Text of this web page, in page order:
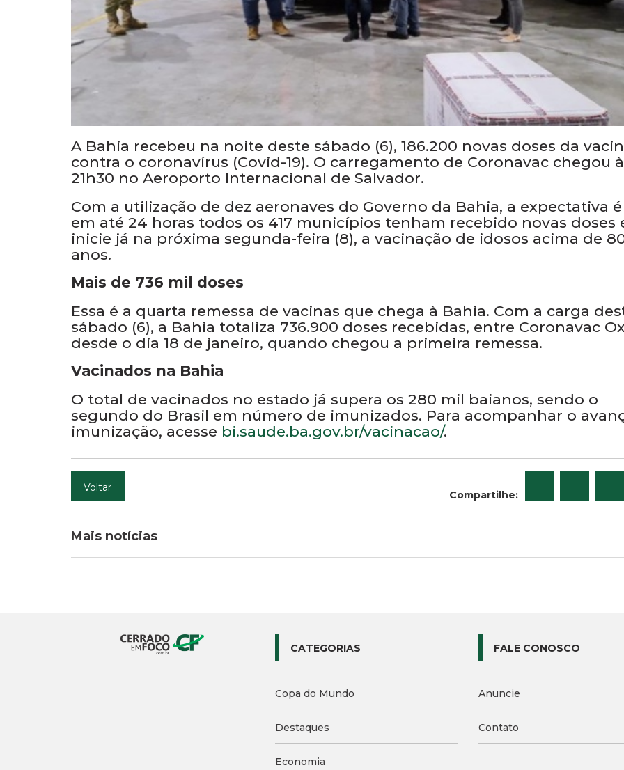
A Bahia recebeu na noite deste sábado (6), 186.200 novas doses da
contra o coronavírus (Covid-19). O carregamento de Coronavac chegou
21h30 no Aeroporto Internacional de Salvador.
Com a utilização de dez aeronaves do Governo da Bahia, a expectativa
em até 24 horas todos os 417 municípios tenham recebido novas doses
inicie já na próxima segunda-feira (8), a vacinação de idosos acima de
anos.
Mais de 736 mil doses
Essa é a quarta remessa de vacinas que chega à Bahia. Com a carga
sábado (6), a Bahia totaliza 736.900 doses recebidas, entre Coronavac
desde o dia 18 de janeiro, quando chegou a primeira remessa.
Vacinados na Bahia
O total de vacinados no estado já supera os 280 mil baianos, sendo o
segundo do Brasil em número de imunizados. Para acompanhar o
imunização, acesse bi.saude.ba.gov.br/vacinacao/.
Voltar
Compartilhe:
Mais notícias
CATEGORIAS
Copa do Mundo
Destaques
Economia
FALE CONOSCO
Anuncie
Contato